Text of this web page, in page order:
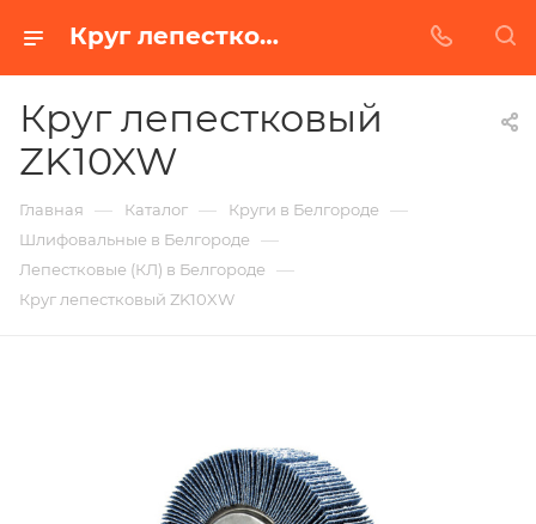
Круг лепестковый ZK10XW в Белгороде | Купить по недорогой цене от Абразивного Завода
Круг лепестковый
ZK10XW
Главная — Каталог — Круги в Белгороде —
Шлифовальные в Белгороде —
Лепестковые (КЛ) в Белгороде —
Круг лепестковый ZK10XW